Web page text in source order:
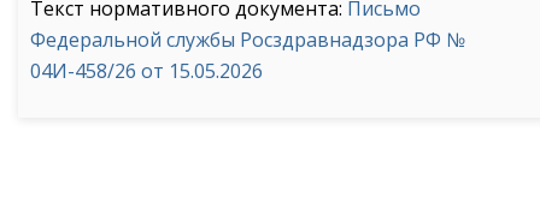
Текст нормативного документа: Письмо
Федеральной службы Росздравнадзора РФ №
04И-458/26 от 15.05.2026